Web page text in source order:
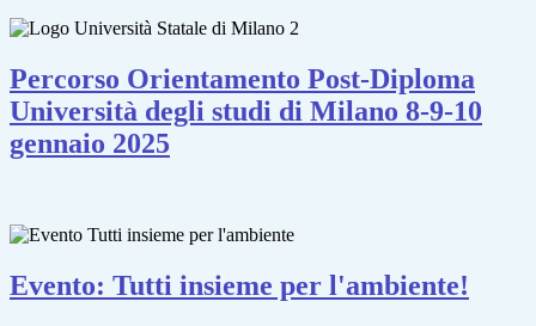
Percorso Orientamento Post-Diploma
Università degli studi di Milano 8-9-10
gennaio 2025
Evento: Tutti insieme per l'ambiente!